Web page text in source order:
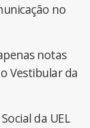
no
notas
Vestibular da
da UEL